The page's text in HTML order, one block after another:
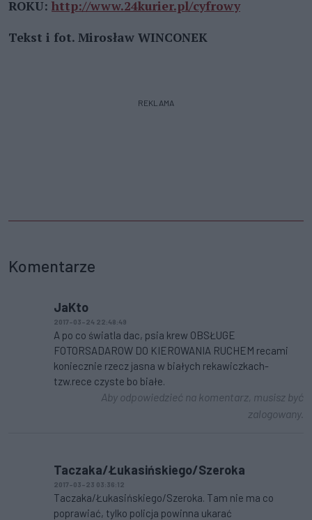
ROKU: http://www.24kurier.pl/cyfrowy
Tekst i fot. Mirosław WINCONEK
REKLAMA
Komentarze
JaKto
2017-03-24 22:48:49
A po co światla dac, psia krew OBSŁUGE
FOTORSADAROW DO KIEROWANIA RUCHEM recami
koniecznie rzecz jasna w białych rekawiczkach-
tzw.rece czyste bo białe.
Aby odpowiedzieć na komentarz, musisz być
zalogowany.
Taczaka/Łukasińskiego/Szeroka
2017-03-23 03:36:12
Taczaka/Łukasińskiego/Szeroka. Tam nie ma co
poprawiać, tylko policja powinna ukarać